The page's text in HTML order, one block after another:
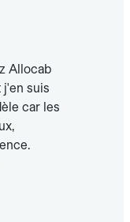
Allocab
j'en suis
car les